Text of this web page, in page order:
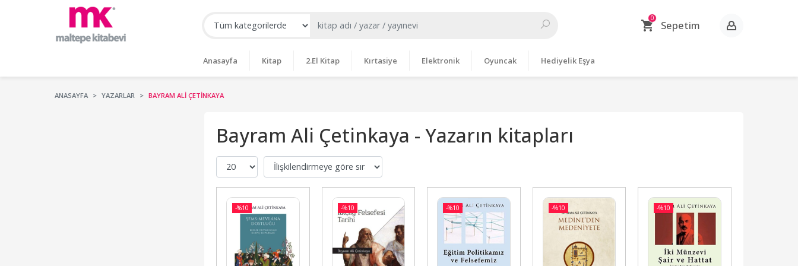
Sepetim
0
Anasayfa Kitap 2.El Kitap Kırtasiye Elektronik Oyuncak Hediyelik Eşya
ANASAYFA YAZARLAR BAYRAM ALI ÇETINKAYA
Bayram Ali Çetinkaya - Yazarın kitapları
-%10 -%10 -%10 -%10 -%10